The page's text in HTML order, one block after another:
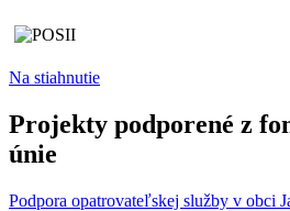
Na stiahnutie
Projekty podporené z
únie
Podpora opatrovateľskej služby v obci